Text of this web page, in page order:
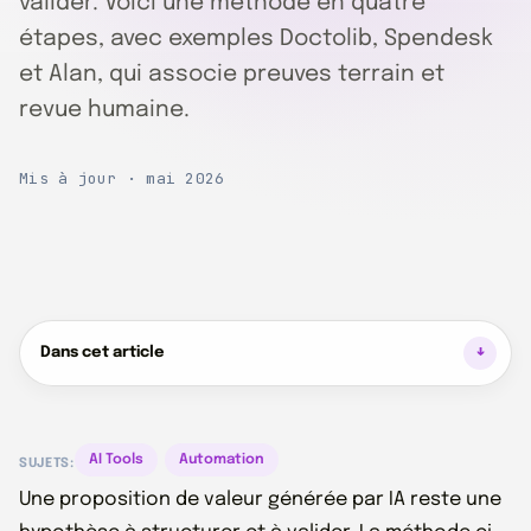
étapes, avec exemples Doctolib, Spendesk
et Alan, qui associe preuves terrain et
revue humaine.
Mis à jour · mai 2026
Dans cet article
SUJETS: AI Tools Automation
Une proposition de valeur générée par IA reste une